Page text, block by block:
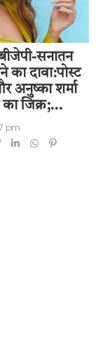
बीजेपी-सनातन
का दावा:पोस्ट
अनुष्का शर्मा
जिक्र;…
pm